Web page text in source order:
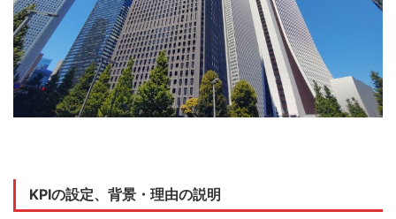
KPIの設定、背景・理由の説明